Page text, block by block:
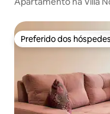
Preferido dos hóspedes
Preferido dos hóspedes